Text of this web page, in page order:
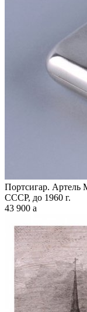
Портсигар. Артель
СССР, до 1960 г.
43 900 a